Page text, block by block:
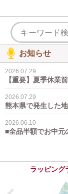
お知らせ
2026.07.29
【重要】夏季休業
2026.07.29
熊本県で発生した
2026.06.10
■全品半額でお中元
ラッピング